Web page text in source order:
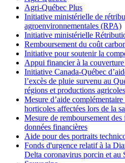
Agri-Québec Plus
Initiative ministérielle de
agroenvironnementales (RPA)
Initiative ministérielle
Remboursement du coût
Initiative pour soutenir la
Appui financier à la
Initiative Canada-Québec
l’excès de pluie survenu au
régions et productions agricoles
Mesure d’aide
horticoles affectées lors de la
Mesure de remboursement
données financières
Aide pour des portraits
Fonds d'urgence relatif à la
Delta coronavirus porcin et au